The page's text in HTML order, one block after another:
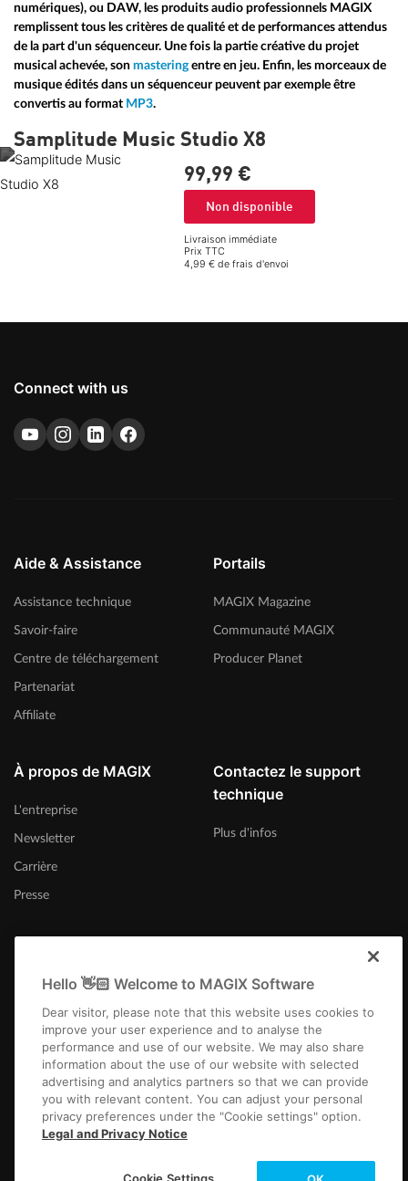
numériques), ou DAW, les produits audio professionnels MAGIX
remplissent tous les critères de qualité et de performances attendus
de la part d'un séquenceur. Une fois la partie créative du projet
musical achevée, son masteringentre en jeu. Enfin, les morceaux de
musique édités dans un séquenceur peuvent par exemple être
convertis au format MP3.
Samplitude Music Studio X8
99,99 €
Non disponible
Livraison immédiate
Prix TTC
4,99 € de frais d'envoi
Connect with us
Aide & Assistance
Assistance technique
Savoir-faire
Centre de téléchargement
Partenariat
Affiliate
Portails
MAGIX Magazine
Communauté MAGIX
Producer Planet
À propos de MAGIX
L'entreprise
Newsletter
Carrière
Presse
Contactez le support
technique
Plus d'infos
France
Infos légalesCGVConditions du jeu-concoursProtection des données
Paramètres de cookiesEULAPaiement / Livraison
Hello 👋🏻 Welcome to MAGIX Software
Dear visitor, please note that this website uses cookies to
improve your user experience and to analyse the
performance and use of our website. We may also share
information about the use of our website with selected
advertising and analytics partners so that we can provide
you with relevant content. You can adjust your personal
privacy preferences under the "Cookie settings" option.
Legal and Privacy Notice